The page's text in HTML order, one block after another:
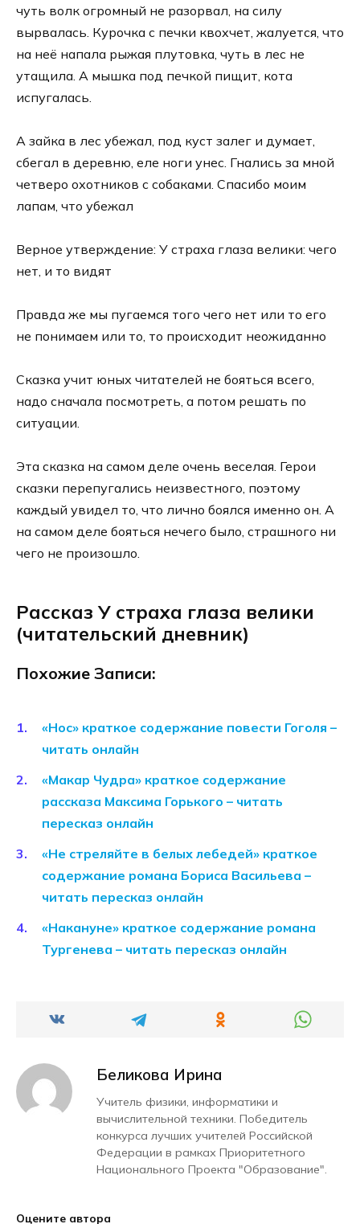
чуть волк огромный не разорвал, на силу
вырвалась. Курочка с печки квохчет, жалуется, что
на неё напала рыжая плутовка, чуть в лес не
утащила. А мышка под печкой пищит, кота
испугалась.
А зайка в лес убежал, под куст залег и думает,
сбегал в деревню, еле ноги унес. Гнались за мной
четверо охотников с собаками. Спасибо моим
лапам, что убежал
Верное утверждение: У страха глаза велики: чего
нет, и то видят
Правда же мы пугаемся того чего нет или то его
не понимаем или то, то происходит неожиданно
Сказка учит юных читателей не бояться всего,
надо сначала посмотреть, а потом решать по
ситуации.
Эта сказка на самом деле очень веселая. Герои
сказки перепугались неизвестного, поэтому
каждый увидел то, что лично боялся именно он. А
на самом деле бояться нечего было, страшного ни
чего не произошло.
Рассказ У страха глаза велики
(читательский дневник)
Похожие Записи:
«Нос» краткое содержание повести Гоголя –
читать онлайн
«Макар Чудра» краткое содержание
рассказа Максима Горького – читать
пересказ онлайн
«Не стреляйте в белых лебедей» краткое
содержание романа Бориса Васильева –
читать пересказ онлайн
«Накануне» краткое содержание романа
Тургенева – читать пересказ онлайн
Беликова Ирина
Учитель физики, информатики и
вычислительной техники. Победитель
конкурса лучших учителей Российской
Федерации в рамках Приоритетного
Национального Проекта "Образование".
Оцените автора